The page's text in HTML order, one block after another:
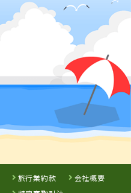
予 約
旅行業約款
会社概要